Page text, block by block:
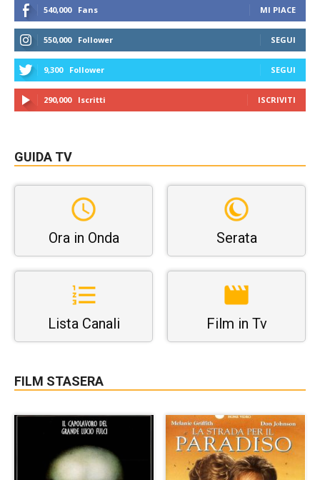
540,000 Fans MI PIACE
550,000 Follower SEGUI
9,300 Follower SEGUI
290,000 Iscritti ISCRIVITI
GUIDA TV
Ora in Onda Serata
Lista Canali Film in Tv
FILM STASERA